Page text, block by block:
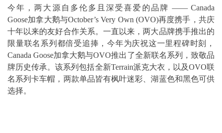
今年，两大源自多伦多且深受喜爱的品牌 —— Canada
Goose加拿大鹅与October’s Very Own (OVO)再度携手，共庆
十年以来的友好合作关系。一直以来，两大品牌携手推出的
限量联名系列都倍受追捧，今年为庆祝这一里程碑时刻，
Canada Goose加拿大鹅与OVO推出了全新联名系列，致敬品
牌历史传承。该系列包括全新Terrain派克大衣，以及OVO联
名系列卡车帽，两款单品皆有枫叶迷彩、湖蓝色和黑色可供
选择。